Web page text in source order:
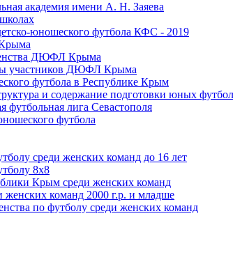
академия имени А. Н. Заяева
юношеского футбола КФС - 2019
ДЮФЛ Крыма
участников ДЮФЛ Крыма
футбола в Республике Крым
и содержание подготовки юных
футбольная лига Севастополя
футбола
среди женских команд до 16 лет
8х8
Крым среди женских команд
женских команд 2000 г.р. и младше
по футболу среди женских команд